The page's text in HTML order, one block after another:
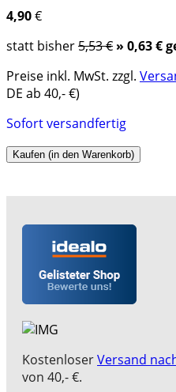
4,90€
statt bisher5,53 € » 0,63 €
Preise inkl. MwSt. zzgl.
DE ab 40,- €)
Sofort versandfertig
Kaufen (in den Warenkorb)
KostenloserVersand
von 40,- €.